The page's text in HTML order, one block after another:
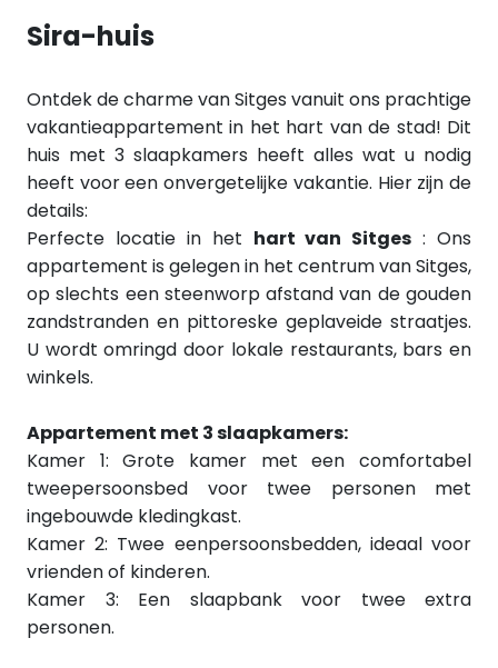
Sira-huis
Ontdek de charme van Sitges vanuit ons prachtige
vakantieappartement in het hart van de stad! Dit
huis met 3 slaapkamers heeft alles wat u nodig
heeft voor een onvergetelijke vakantie. Hier zijn de
details:
Perfecte locatie in het hart van Sitges : Ons
appartement is gelegen in het centrum van Sitges,
op slechts een steenworp afstand van de gouden
zandstranden en pittoreske geplaveide straatjes.
U wordt omringd door lokale restaurants, bars en
winkels.
Appartement met 3 slaapkamers:
Kamer 1: Grote kamer met een comfortabel
tweepersoonsbed voor twee personen met
ingebouwde kledingkast.
Kamer 2: Twee eenpersoonsbedden, ideaal voor
vrienden of kinderen.
Kamer 3: Een slaapbank voor twee extra
personen.